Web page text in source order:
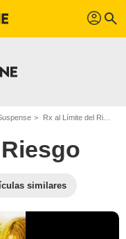
profil search
Rx al Límite del Riesgo
similares